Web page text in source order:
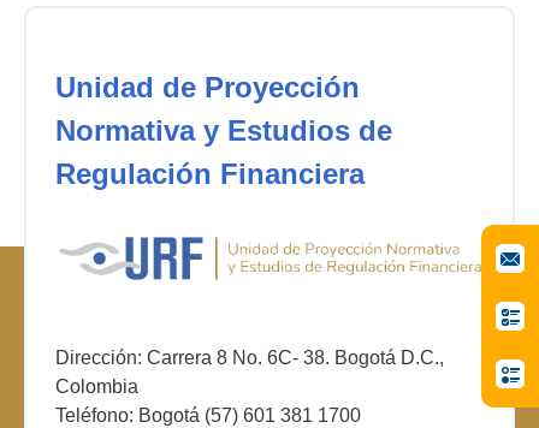
Unidad de Proyección
Normativa y Estudios de
Regulación Financiera
Dirección: Carrera 8 No. 6C- 38. Bogotá D.C.,
Colombia
Teléfono: Bogotá (57) 601 381 1700